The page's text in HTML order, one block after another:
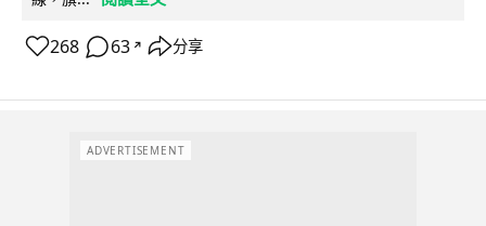
268 63 ↗ 分享
ADVERTISEMENT